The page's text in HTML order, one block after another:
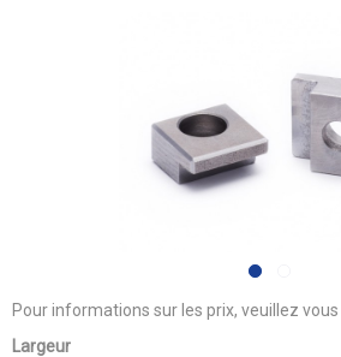
Pour informations sur les prix, veuillez vous
Largeur